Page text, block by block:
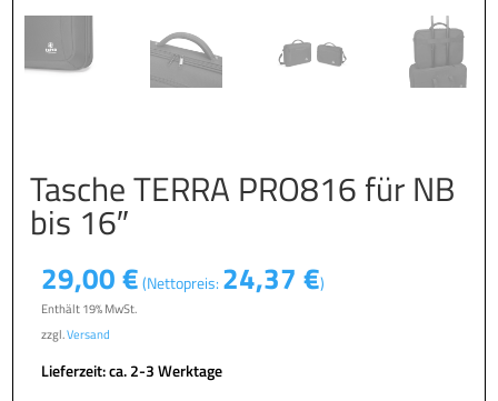
Tasche TERRA PRO816 für NB
bis 16″
29,00€ (Nettopreis: 24,37€)
Enthält 19% MwSt.
zzgl.Versand
Lieferzeit: ca. 2-3 Werktage